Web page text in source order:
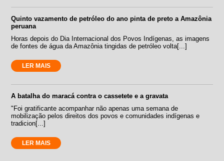
Quinto vazamento de petróleo do ano pinta de preto a Amazônia
peruana
Horas depois do Dia Internacional dos Povos Indígenas, as imagens
de fontes de água da Amazônia tingidas de petróleo volta[...]
LER MAIS
A batalha do maracá contra o cassetete e a gravata
"Foi gratificante acompanhar não apenas uma semana de
mobilização pelos direitos dos povos e comunidades indígenas e
tradicion[...]
LER MAIS